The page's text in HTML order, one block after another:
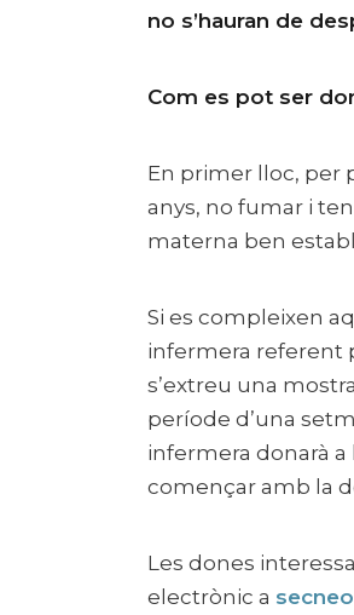
no s’hauran de
Com es pot ser
En primer lloc, per
anys, no fumar i
materna ben
Si es compleixen
infermera referent
s’extreu una
període d’una
infermera donarà
començar amb la
Les dones
electrònic a